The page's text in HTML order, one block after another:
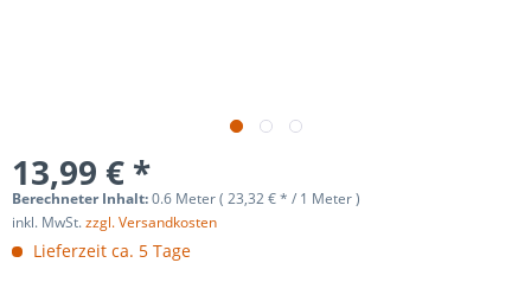
13,99 € *
Berechneter Inhalt:0.6 Meter( 23,32 €* / 1 Meter)
inkl. MwSt.zzgl. Versandkosten
Lieferzeit ca. 5 Tage